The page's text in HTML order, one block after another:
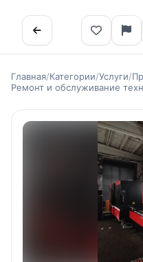
Главная/Категории/Услуги/
Ремонт и обслуживание